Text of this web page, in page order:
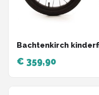
Bachtenkirch
€ 359,90